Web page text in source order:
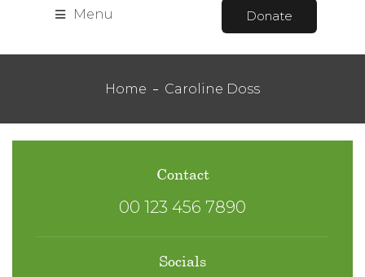
Menu Donate
Home Caroline Doss
Contact
00 123 456 7890
Socials